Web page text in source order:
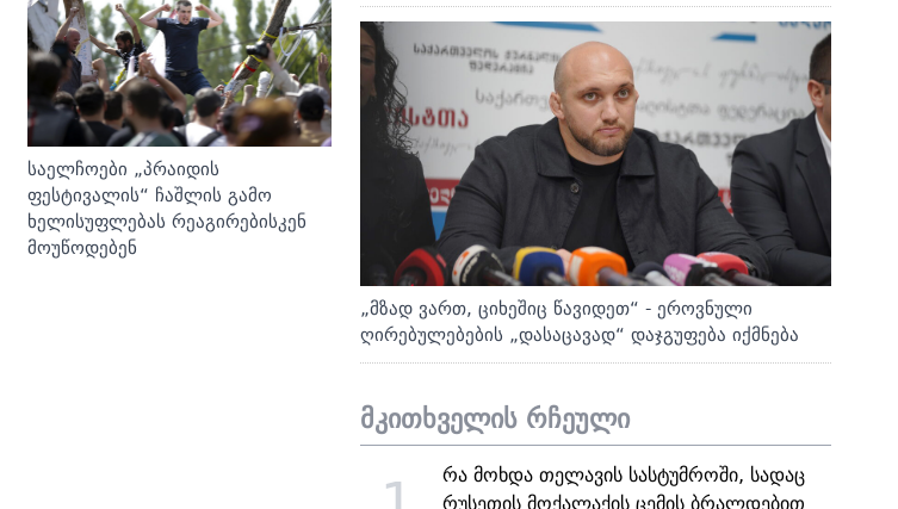
საელჩოები „პრაიდის
ფესტივალის“ ჩაშლის გამო
ხელისუფლებას რეაგირებისკენ
მოუწოდებენ
„მზად ვართ, ციხეშიც წავიდეთ“ - ეროვნული
ღირებულებების „დასაცავად“ დაჯგუფება იქმნება
მკითხველის რჩეული
რა მოხდა თელავის სასტუმროში, სადაც